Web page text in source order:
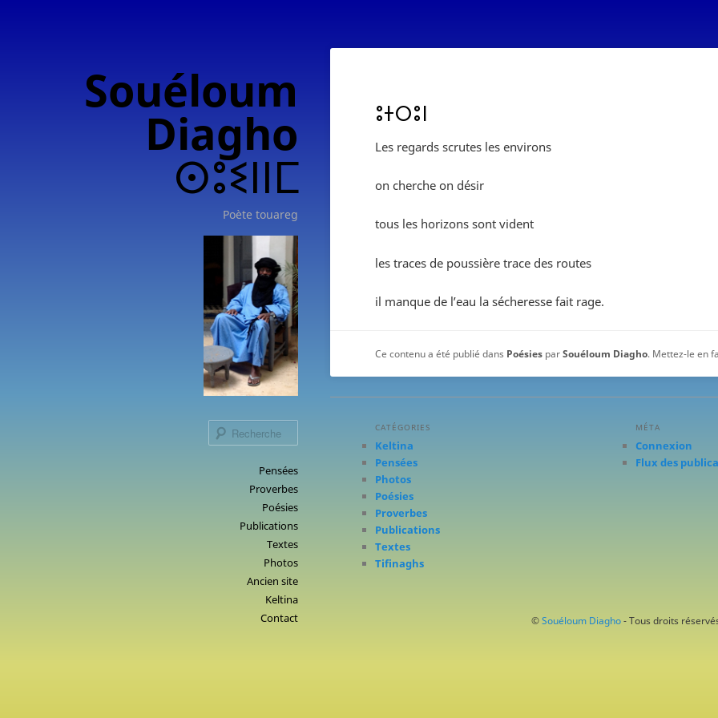
Souéloum
Diagho
ⵙⵓⵉⵏⵏⵎ
Poète touareg
Pensées
Proverbes
Poésies
Publications
Textes
Photos
Ancien site
Keltina
Contact
ⵓⵜⵔⵓⵏ
Les regards scrutes les environs
on cherche on désir
tous les horizons sont vident
les traces de poussière trace des routes
il manque de l’eau la sécheresse fait rage.
Ce contenu a été publié dans Poésies parSouéloum Diagho. Mettez-le en
CATÉGORIES
Keltina
Pensées
Photos
Poésies
Proverbes
Publications
Textes
Tifinaghs
MÉTA
Connexion
Flux des
© Souéloum Diagho- Tous droits